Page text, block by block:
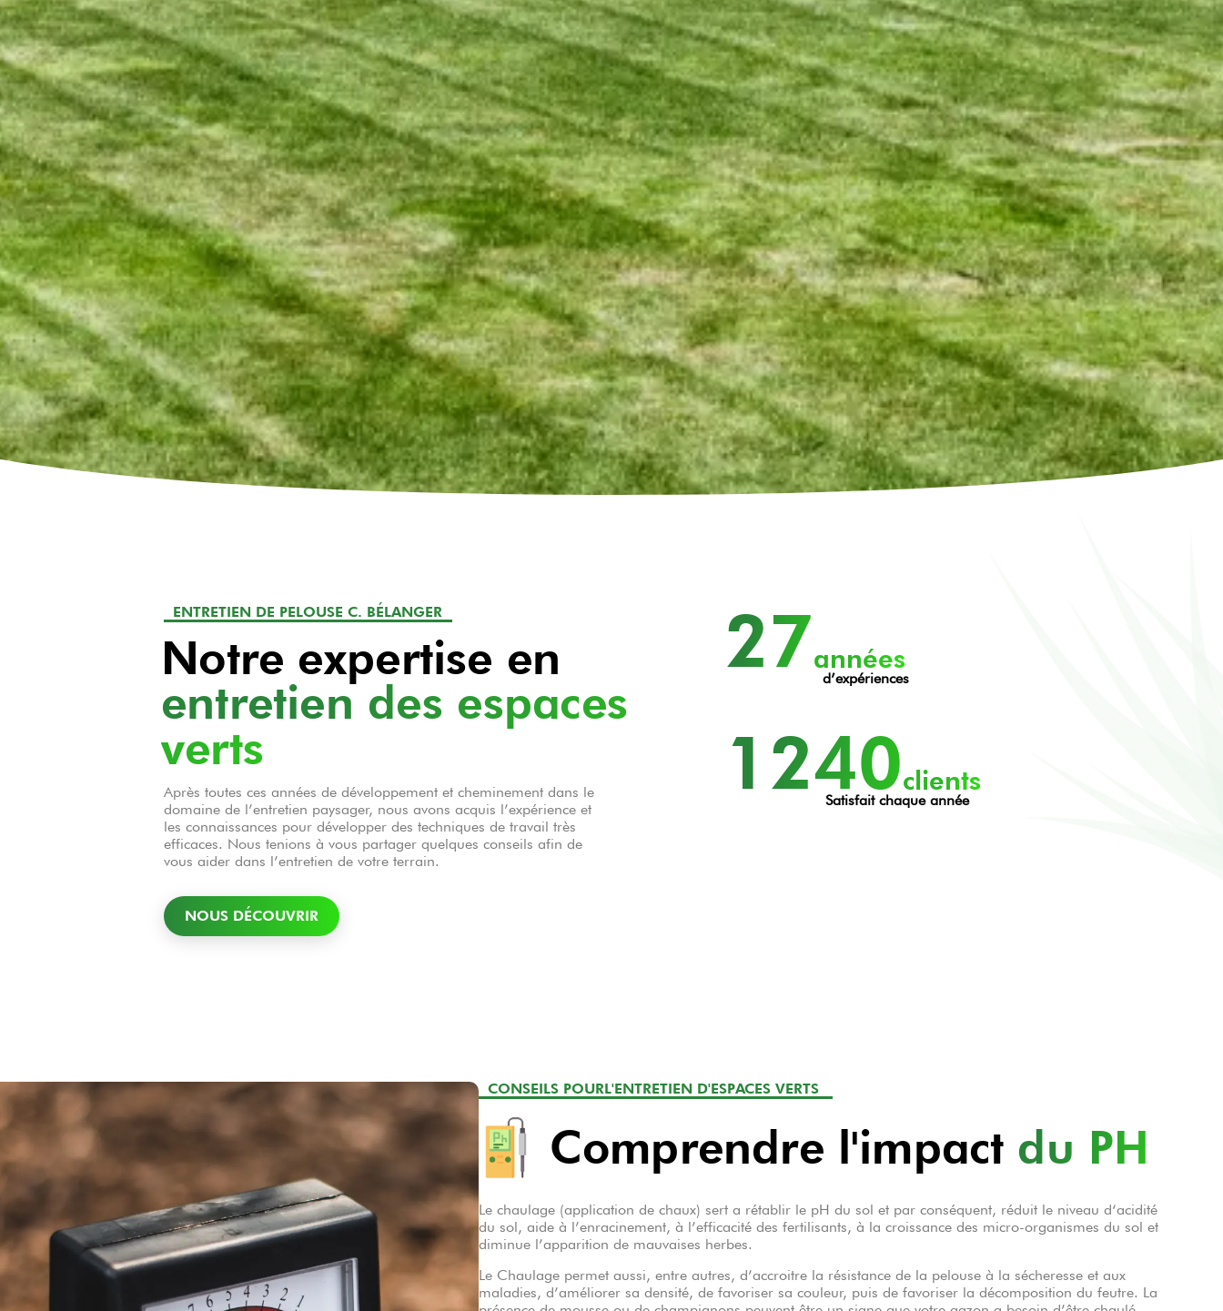
ENTRETIEN DE PELOUSE C. BÉLANGER
Notre expertise en
entretien des espaces
verts
Après toutes ces années de développement et cheminement dans le
domaine de l’entretien paysager, nous avons acquis l’expérience et
les connaissances pour développer des techniques de travail très
efficaces. Nous tenions à vous partager quelques conseils afin de
vous aider dans l’entretien de votre terrain.
NOUS DÉCOUVRIR
années
27 d’expériences
clients
1240
Satisfait chaque année
CONSEILS POURL'ENTRETIEN D'ESPACES VERTS
Comprendre l'impact du PH
Le chaulage (application de chaux) sert a rétablir le pH du sol et par conséquent, réduit le niveau d‘acidité
du sol, aide à l’enracinement, à l’efficacité des fertilisants, à la croissance des micro-organismes du sol et
diminue l’apparition de mauvaises herbes.
Le Chaulage permet aussi, entre autres, d’accroitre la résistance de la pelouse à la sécheresse et aux
maladies, d’améliorer sa densité, de favoriser sa couleur, puis de favoriser la décomposition du feutre. La